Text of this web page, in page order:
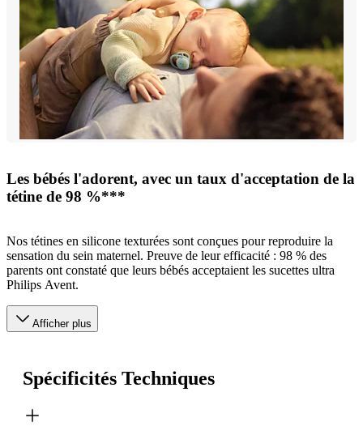
Les bébés l'adorent, avec un taux d'acceptation de la
tétine de 98 %***
Nos tétines en silicone texturées sont conçues pour reproduire la
sensation du sein maternel. Preuve de leur efficacité : 98 % des
parents ont constaté que leurs bébés acceptaient les sucettes ultra
Philips Avent.
Afficher plus
Spécificités Techniques